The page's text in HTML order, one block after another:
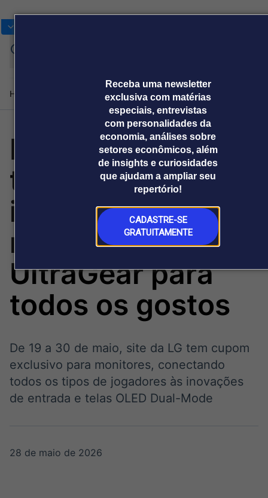
Receba uma newsletter
exclusiva com matérias
especiais, entrevistas
com personalidades da
economia, análises sobre
setores econômicos, além
de insights e curiosidades
que ajudam a ampliar seu
repertório!
CADASTRE-SE
GRATUITAMENTE
Home Produtos e soluçõesNotíciasBlogWeekendInstitucional
Plataformas
Broadcast
Broadcast+
O mercado
financeiro em
tempo real
Broadcast
Tudo sobre o
agronegócio
Broadcast
Energia
O setor de
energia elétrica
no Brasil
Broadcast
White Label
Plataforma para
conteúdos
e Conteúdos
Broadcast
OTC
Plataforma para
negociação de
Broadcast
Datafeed
integração de
Releases Broadcast
Prêmio Broadcast
Empresas
Releases
LG Gamer Week
traz ofertas
imperdíveis em
monitores
UltraGear para
todos os gostos
De 19 a 30 de maio, site da LG tem cupom
exclusivo para monitores, conectando
todos os tipos de jogadores às inovações
de entrada e telas OLED Dual-Mode
28 de maio de 2026